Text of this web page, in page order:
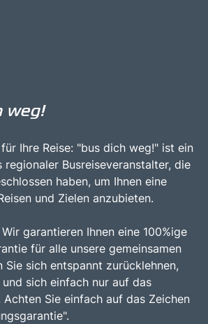
Ihre Reise: "bus dich weg!" ist ein
regionaler Busreiseveranstalter, die
haben, um Ihnen eine
und Zielen anzubieten.
garantieren Ihnen eine 100%ige
für alle unsere gemeinsamen
Sie sich entspannt zurücklehnen,
und sich einfach nur auf das
Sie einfach auf das Zeichen